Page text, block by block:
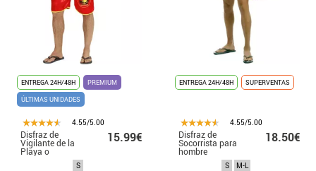
ENTREGA 24H/48H
PREMIUM
ÚLTIMAS UNIDADES
4.55/5.00
Disfraz de
Vigilante de la
Playa o
Socorrista para
15.99€
S
ENTREGA 24H/48H SUPERVENTAS
4.55/5.00
Disfraz de
Socorrista para
hombre
18.50€
S M-L